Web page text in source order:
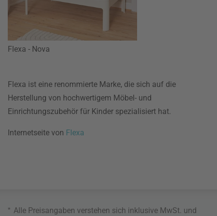
Flexa - Nova
Flexa ist eine renommierte Marke, die sich auf die
Herstellung von hochwertigem Möbel- und
Einrichtungszubehör für Kinder spezialisiert hat.
Internetseite von Flexa
* Alle Preisangaben verstehen sich inklusive MwSt. und